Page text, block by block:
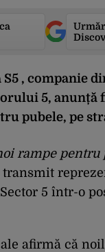
, companie
5, anunță
pubele, pe
rampe pentru
transmit
5 într-o
afirmă că